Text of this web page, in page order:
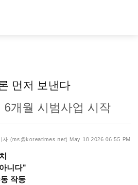
먼저 보낸다
6개월 시범사업 시작
자 (ms@koreatimes.net) May 18 2026 06:55 PM
니다"
작동